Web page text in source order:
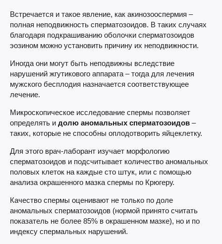
Встречается и такое явление, как акинозооспермия –
полная неподвижность сперматозоидов. В таких случаях
благодаря подкрашиванию оболочки сперматозоидов
эозином можно установить причину их неподвижности.
Иногда они могут быть неподвижны вследствие
нарушений жгутикового аппарата – тогда для лечения
мужского бесплодия назначается соответствующее
лечение.
Микроскопическое исследование спермы позволяет
определять и долю аномальных сперматозоидов –
таких, которые не способны оплодотворить яйцеклетку.
Для этого врач-лаборант изучает морфологию
сперматозоидов и подсчитывает количество аномальных
половых клеток на каждые сто штук, или с помощью
анализа окрашенного мазка спермы по Крюгеру.
Качество спермы оценивают не только по доле
аномальных сперматозоидов (нормой принято считать
показатель не более 85% в окрашенном мазке), но и по
индексу спермальных нарушений.